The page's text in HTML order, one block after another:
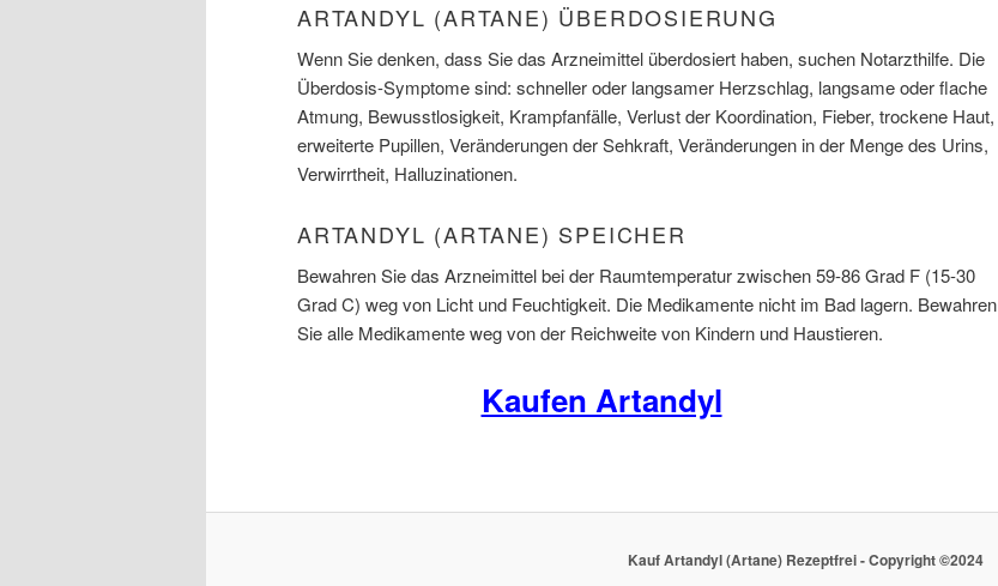
ARTANDYL (ARTANE) ÜBERDOSIERUNG
Wenn Sie denken, dass Sie das Arzneimittel überdosiert haben, suchen Notarzthilfe. Die
Überdosis-Symptome sind: schneller oder langsamer Herzschlag, langsame oder flache
Atmung, Bewusstlosigkeit, Krampfanfälle, Verlust der Koordination, Fieber, trockene Haut,
erweiterte Pupillen, Veränderungen der Sehkraft, Veränderungen in der Menge des Urins,
Verwirrtheit, Halluzinationen.
ARTANDYL (ARTANE) SPEICHER
Bewahren Sie das Arzneimittel bei der Raumtemperatur zwischen 59-86 Grad F (15-30
Grad C) weg von Licht und Feuchtigkeit. Die Medikamente nicht im Bad lagern. Bewahren
Sie alle Medikamente weg von der Reichweite von Kindern und Haustieren.
Kaufen Artandyl
Kauf Artandyl (Artane) Rezeptfrei - Copyright ©2024